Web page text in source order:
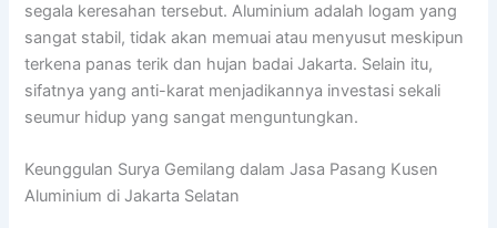
segala keresahan tersebut. Aluminium adalah logam yang
sangat stabil, tidak akan memuai atau menyusut meskipun
terkena panas terik dan hujan badai Jakarta. Selain itu,
sifatnya yang anti-karat menjadikannya investasi sekali
seumur hidup yang sangat menguntungkan.
Keunggulan Surya Gemilang dalam Jasa Pasang Kusen
Aluminium di Jakarta Selatan